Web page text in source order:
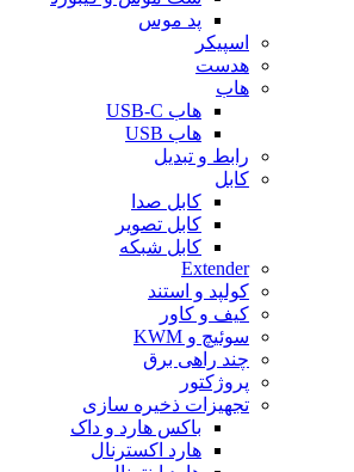
پد موس
اسپیکر
هدست
هاب
هاب USB-C
هاب USB
رابط و تبدیل
کابل
کابل صدا
کابل تصویر
کابل شبکه
Extender
کولپد و استند
کیف و کاور
سوئیچ و KWM
چند راهی برق
پروژکتور
تجهیزات ذخیره سازی
باکس هارد و داک
هارد اکسترنال